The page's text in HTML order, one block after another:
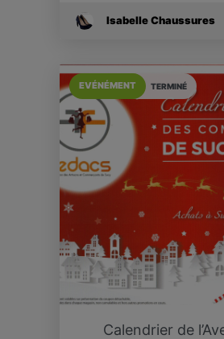
Isabelle Chaussures
TERMINÉ
EVÉNÉMENT
Calendrier de